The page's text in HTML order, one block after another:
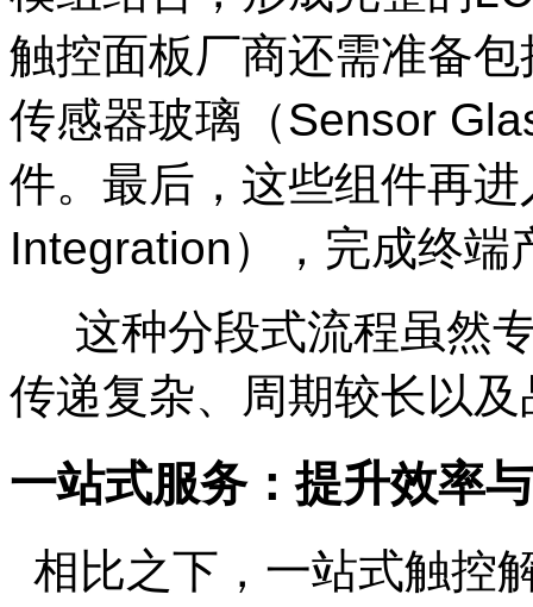
触控面板厂商还需准备
传感器玻璃（Sensor
件。最后，这些组件再
Integration），完成终端
这种分段式流程虽然
传递复杂、周期较长以
一站式服务：提升效率
相比之下，一站式触控